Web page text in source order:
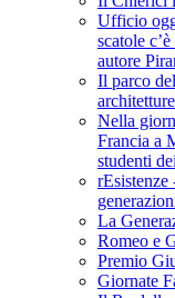
Ufficio
scatole
autore
Il parco
architetture
Nella
Francia a
studenti
rEsistenze
La
Romeo e
Premio
Giornate